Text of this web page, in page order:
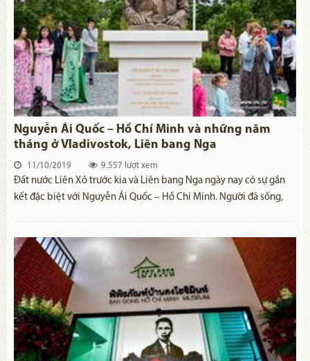
Nguyễn Ái Quốc – Hồ Chí Minh và những năm
tháng ở Vladivostok, Liên bang Nga
11/10/2019 9.557 lượt xem
Đất nước Liên Xô trước kia và Liên bang Nga ngày nay có sự gắn
kết đặc biệt với Nguyễn Ái Quốc – Hồ Chí Minh. Người đã sống,
tịch Hồ Chí Minh với những nhà lãnh đạo và nhân dân Liên Xô.
Trong quãng thời gian này, Người đã đến nhiều nơi trên đất nước
của Lênin, sống và làm việc ở nhiều thành phố. Đến nơi đâu Người
cũng để lại những tình cảm tốt đẹp với người dân. Trong đó,
không thể không nhắc tới thành phố Vladivostok.